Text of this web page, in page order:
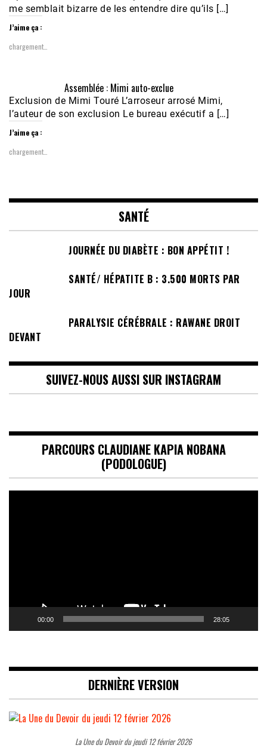
me semblait bizarre de les entendre dire qu’ils […]
J’aime ça :
chargement…
Assemblée : Mimi auto-exclue
Exclusion de Mimi Touré L’arroseur arrosé Mimi,
l’auteur de son exclusion Le bureau exécutif a […]
J’aime ça :
chargement…
SANTÉ
JOURNÉE DU DIABÈTE : BON APPÉTIT !
SANTÉ/ HÉPATITE B : 3.500 MORTS PAR
JOUR
PARALYSIE CÉRÉBRALE : RAWANE DROIT
DEVANT
SUIVEZ-NOUS AUSSI SUR INSTAGRAM
PARCOURS CLAUDIANE KAPIA NOBANA
(PODOLOGUE)
00:00 28:05
DERNIÈRE VERSION
La Une du Devoir du jeudi 12 février 2026